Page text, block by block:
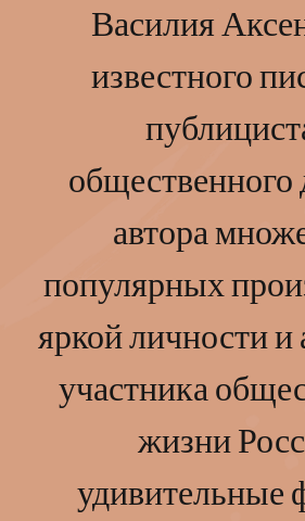
Василия
известного
общественного
автора
популярных
яркой личности и
участника
жизни
удивительные